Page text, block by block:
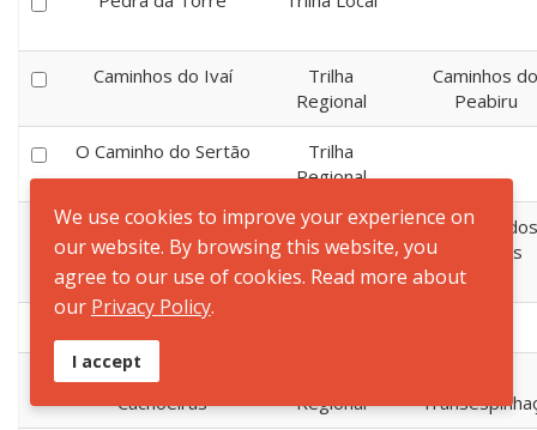
Caminhos do Ivaí
Trilha
Regional
Caminhos do
Peabiru
O Caminho do Sertão
Trilha
Regional
Rota do Rio Areias
Trilha
Regional
Caminho dos
Goyazes
Rota das 10
Cachoeiras
Regional
We use cookies to improve your experience on
our website. By browsing this website, you
agree to our use of cookies. Read more about
our Privacy Policy.
I accept